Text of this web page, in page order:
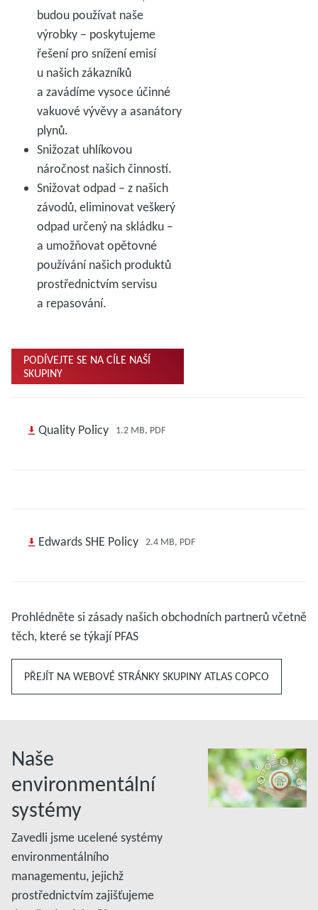
budou používat naše
výrobky – poskytujeme
řešení pro snížení emisí
u našich zákazníků
a zavádíme vysoce účinné
vakuové vývěvy a asanátory
plynů.
Snižozat uhlíkovou
náročnost našich činností.
Snižovat odpad – z našich
závodů, eliminovat veškerý
odpad určený na skládku –
a umožňovat opětovné
používání našich produktů
prostřednictvím servisu
a repasování.
PODÍVEJTE SE NA CÍLE NAŠÍ
SKUPINY
Quality Policy 1.2 MB, PDF
Edwards SHE Policy 2.4 MB, PDF
Prohlédněte si zásady našich obchodních partnerů včetně
těch, které se týkají PFAS
PŘEJÍT NA WEBOVÉ STRÁNKY SKUPINY ATLAS COPCO
Naše
environmentální
systémy
Zavedli jsme ucelené systémy
environmentálního
managementu, jejichž
prostřednictvím zajišťujeme